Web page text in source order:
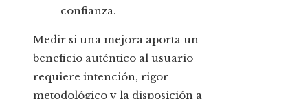
confianza.
Medir si una mejora aporta un
beneficio auténtico al usuario
requiere intención, rigor
metodológico y la disposición a